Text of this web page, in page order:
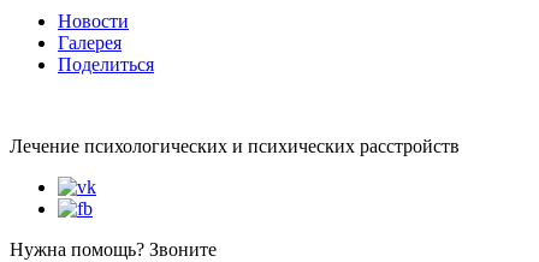
Новости
Галерея
Поделиться
Лечение психологических и психических расстройств
Нужна помощь? Звоните